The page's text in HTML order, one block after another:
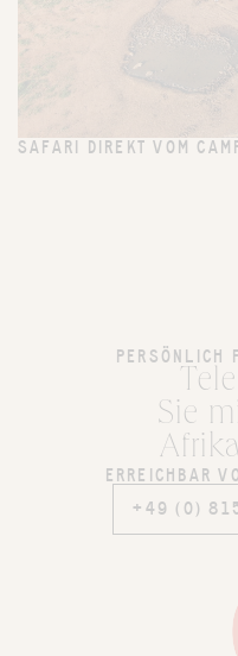
SAFARI DIREKT VOM
PERSÖNLICH
Sie
ERREICHBAR
+49 (0)
+49 (0)